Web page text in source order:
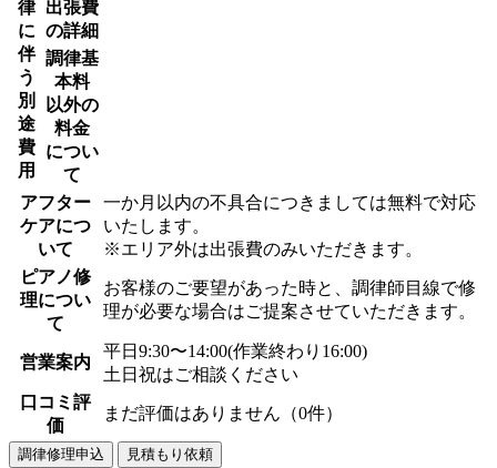
律
に
伴
う
別
途
費
用
出張費
の詳細
調律基
本料
以外の
料金
につい
て
アフター
ケアにつ
いて
一か月以内の不具合につきましては無料で対応
いたします。
※エリア外は出張費のみいただきます。
ピアノ修
理につい
て
お客様のご要望があった時と、調律師目線で修
理が必要な場合はご提案させていただきます。
営業案内
平日9:30〜14:00(作業終わり16:00)
土日祝はご相談ください
口コミ評
価
まだ評価はありません（0件）